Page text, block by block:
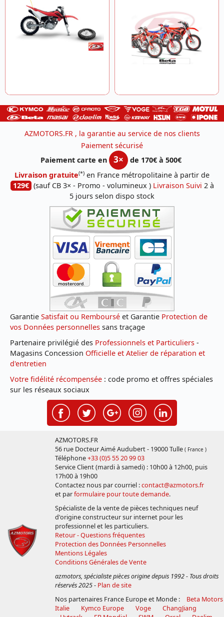
AZMOTORS.FR , la garantie au service de nos clients
Paiement sécurisé
Paiement carte en
3×
de 170€ à 500€
Livraison gratuite(*) en France métropolitaine à partir de
129€ (sauf CB 3× - Promo - volumineux ) Livraison Suivi 2 à
5 jours selon dispo stock
Garantie Satisfait ou Remboursé et Garantie Protection de
vos Données personnelles sans traçage
Partenaire privilégié des Professionnels et Particuliers -
Magasins Concession Officielle et Atelier de réparation et
d'entretien
Votre fidélité récompensée : code promo et offres spéciales
sur les réseaux sociaux
AZMOTORS.FR
56 rue Docteur Aimé Audubert - 19000 Tulle ( France )
Téléphone+33 (0)5 55 20 99 03
Service Client (mardi à samedi) : 10h00 à 12h00, puis
17h00 à 19h00
Contactez nous par courriel :contact@azmotors.fr
et parformulaire pour toute demande.
Spécialiste de la vente de pièces techniques neuf
d'origine constructeur sur internet pour les
professionnel et les particuliers.
Retour - Questions fréquentes
Protection des Données Personnelles
Mentions Légales
Conditions Générales de Vente
azmotors, spécialiste pièces origine depuis 1992 - Tous droits
réservés 2025- Plan de site
Nos partenaires France Europe et Monde :
Beta Motors
Italie
Kymco Europe Voge
ChangJiang